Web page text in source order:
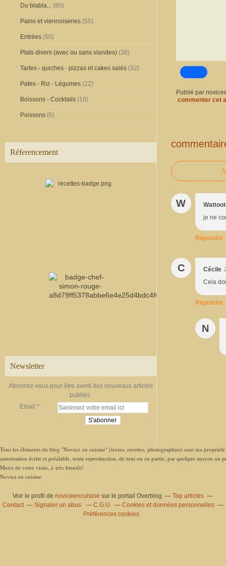
Du blabla... (80)
Pains et viennoiseries (55)
Entrées (50)
Plats divers (avec ou sans viandes) (38)
Tartes - quiches - pizzas et cakes salés (32)
Pates - Riz - Légumes (22)
Boissons - Cocktails (16)
Poissons (6)
Réferencement
Newsletter
Abonnez-vous pour être averti des nouveaux articles
publiés.
Email
Publié par
commenter cet
W
je ne
Répondre
C Cécile
Cela
Répondre
N
Tous les éléments du blog "Novice en cuisine" (textes, recettes, photographies) sont ma
autorisation écrite et préalable, toute reproduction, de tout ou en partie, par quelque moyen ou
Merci de votre visite, à très bientôt!
Novice en cuisine
Voir le profil denoviceencuisine sur le portail Overblog
Top articles
Contact
Signaler un abus C.G.U.
Cookies et données personnelles
Préférences cookies